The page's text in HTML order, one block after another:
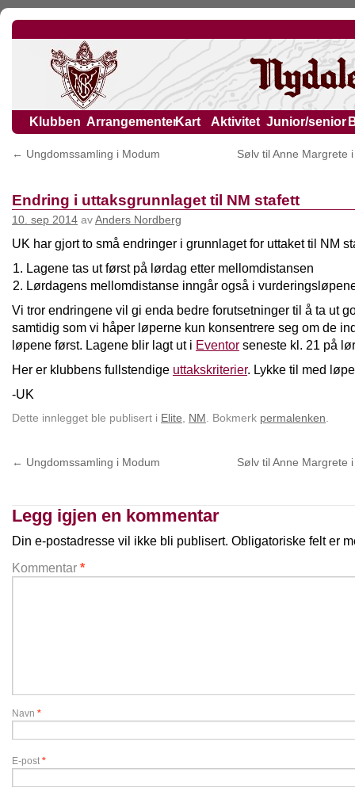
Klubben ArrangementerKart Aktivitet Junior/senior
← Ungdomssamling i Modum Sølv til Anne Margrete
Endring i uttaksgrunnlaget til NM stafett
10. sep 2014 avAnders Nordberg
UK har gjort to små endringer i grunnlaget for uttaket til NM
Lagene tas ut først på lørdag etter mellomdistansen
Lørdagens mellomdistanse inngår også i
Vi tror endringene vil gi enda bedre forutsetninger til å ta ut
samtidig som vi håper løperne kun konsentrere seg om de
løpene først. Lagene blir lagt ut i Eventor seneste kl. 21 på
Her er klubbens fullstendige uttakskriterier. Lykke til med
-UK
Dette innlegget ble publisert i Elite NM . Bokmerk permalenken
← Ungdomssamling i Modum Sølv til Anne Margrete
Legg igjen en kommentar
Din e-postadresse vil ikke bli publisert. Obligatoriske felt er
Kommentar *
Navn *
E-post *